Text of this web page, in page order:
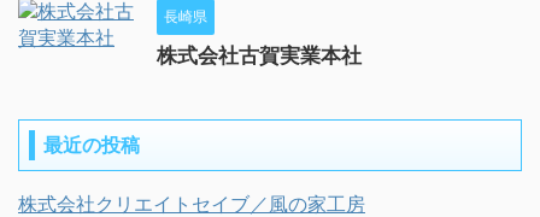
長崎県
株式会社古賀実業本社
最近の投稿
株式会社クリエイトセイブ／風の家工房